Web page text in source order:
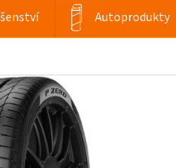
Autoprodukty